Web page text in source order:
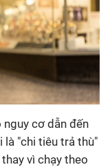
nguy cơ dẫn đến
là "chi tiêu trả thù"
vì chạy theo